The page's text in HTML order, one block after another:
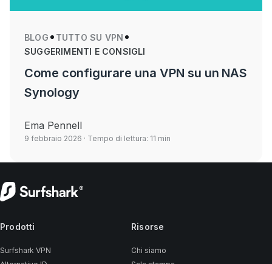
BLOG
TUTTO SU VPN
SUGGERIMENTI E CONSIGLI
Come configurare una VPN su un NAS
Synology
Ema Pennell
9 febbraio 2026 · Tempo di lettura: 11 min
Prodotti
Surfshark VPN
Risorse
Chi siamo